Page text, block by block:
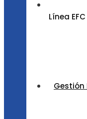
Línea EFC
Gestión